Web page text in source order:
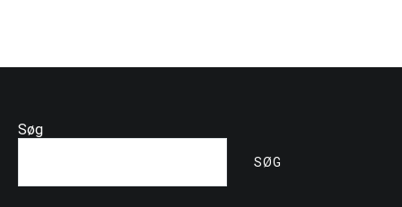
Søg
SØG